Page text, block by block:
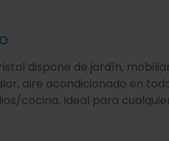
dispone de jardín,
aire acondicionado en
cocina. Ideal para